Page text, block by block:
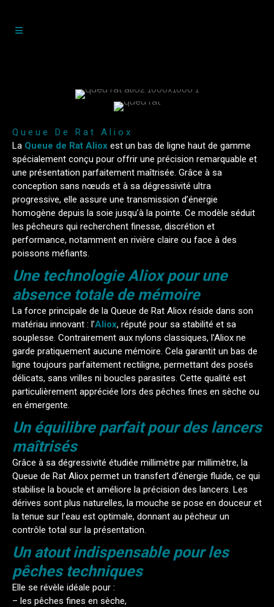
Queue De Rat Aliox
La Queue de Rat Aliox est un bas de ligne haut de gamme
spécialement conçu pour offrir une précision remarquable et
une présentation parfaitement maîtrisée. Grâce à sa
conception sans nœuds et à sa dégressivité ultra
progressive, elle assure une transmission d’énergie
homogène depuis la soie jusqu’à la pointe. Ce modèle séduit
les pêcheurs qui recherchent finesse, discrétion et
performance, notamment en rivière claire ou face à des
poissons méfiants.
Une technologie Aliox pour une
absence totale de mémoire
La force principale de la Queue de Rat Aliox réside dans son
matériau innovant : l’Aliox, réputé pour sa stabilité et sa
souplesse. Contrairement aux nylons classiques, l’Aliox ne
garde pratiquement aucune mémoire. Cela garantit un bas de
ligne toujours parfaitement rectiligne, permettant des posés
délicats, sans vrilles ni boucles parasites. Cette qualité est
particulièrement appréciée lors des pêches fines en sèche ou
en émergente.
Un équilibre parfait pour des lancers
maîtrisés
Grâce à sa dégressivité étudiée millimètre par millimètre, la
Queue de Rat Aliox permet un transfert d’énergie fluide, ce qui
stabilise la boucle et améliore la précision des lancers. Les
dérives sont plus naturelles, la mouche se pose en douceur et
la tenue sur l’eau est optimale, donnant au pêcheur un
contrôle total sur la présentation.
Un atout indispensable pour les
pêches techniques
Elle se révèle idéale pour :
– les pêches fines en sèche,